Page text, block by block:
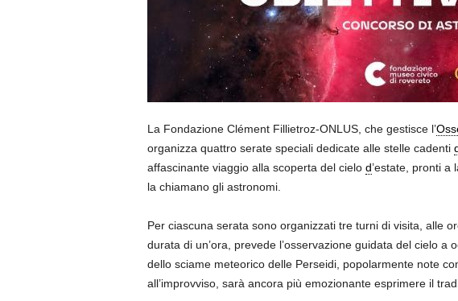
La Fondazione Clément Fillietroz-ONLUS, che gestisce l’
organizza quattro serate speciali dedicate alle stelle cadenti
affascinante viaggio alla scoperta del cielo d’estate, pronti
la chiamano gli astronomi.
Per ciascuna serata sono organizzati tre turni di visita, alle
durata di un’ora, prevede l’osservazione guidata del cielo a
dello sciame meteorico delle Perseidi, popolarmente note
all’improvviso, sarà ancora più emozionante esprimere il